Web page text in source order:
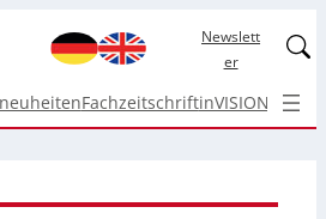
Newslett
er
FachzeitschriftinVISION Top